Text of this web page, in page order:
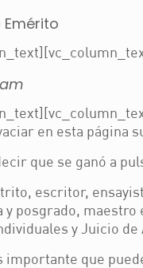
en esta página
que se ganó a
escritor,
y posgrado, maestro
y Juicio
importante que